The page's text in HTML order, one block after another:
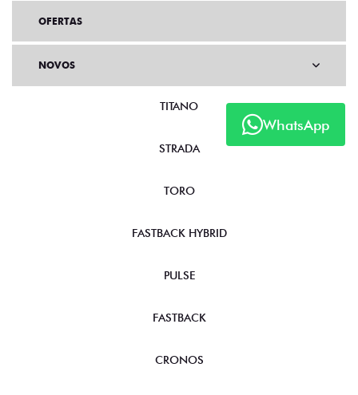
WhatsApp
OFERTAS
NOVOS
TITANO
STRADA
TORO
FASTBACK HYBRID
PULSE
FASTBACK
CRONOS